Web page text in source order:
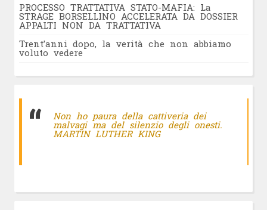
PROCESSO TRATTATIVA STATO-MAFIA: La
STRAGE BORSELLINO ACCELERATA DA DOSSIER
APPALTI NON DA TRATTATIVA
Trent’anni dopo, la verità che non abbiamo
voluto vedere
Non ho paura della cattiveria dei
malvagi ma del silenzio degli onesti.
MARTIN LUTHER KING